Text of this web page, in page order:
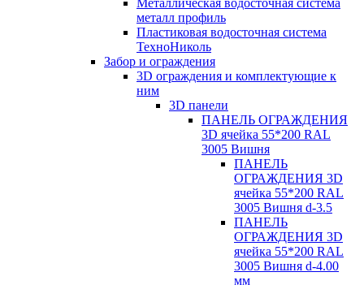
Металлическая водосточная система
металл профиль
Пластиковая водосточная система
ТехноНиколь
Забор и ограждения
3D ограждения и комплектующие к
ним
3D панели
ПАНЕЛЬ ОГРАЖДЕНИЯ
3D ячейка 55*200 RAL
3005 Вишня
ПАНЕЛЬ
ОГРАЖДЕНИЯ 3D
ячейка 55*200 RAL
3005 Вишня d-3.5
ПАНЕЛЬ
ОГРАЖДЕНИЯ 3D
ячейка 55*200 RAL
3005 Вишня d-4.00
мм